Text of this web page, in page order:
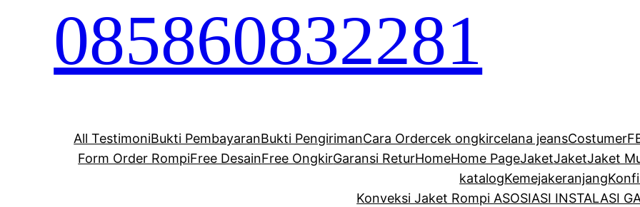
085860832281
All TestimoniBukti PembayaranBukti PengirimanCara Ordercek ongkircelana jeansCostumer
Form Order RompiFree DesainFree OngkirGaransi ReturHomeHome PageJaketJaketJaket
katalogKemejakeranjang
Konveksi Jaket Rompi ASOSIASI INSTALASI